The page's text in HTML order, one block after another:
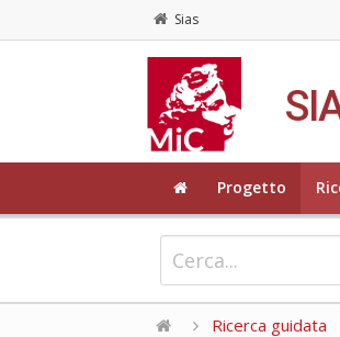
Sias
Progetto
Ricerca guidata